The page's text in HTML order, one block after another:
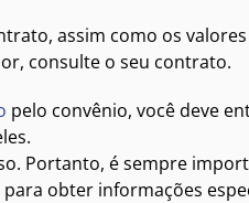
assim como os
consulte o seu contrato.
pelo convênio, você deve
Portanto, é sempre
obter informações